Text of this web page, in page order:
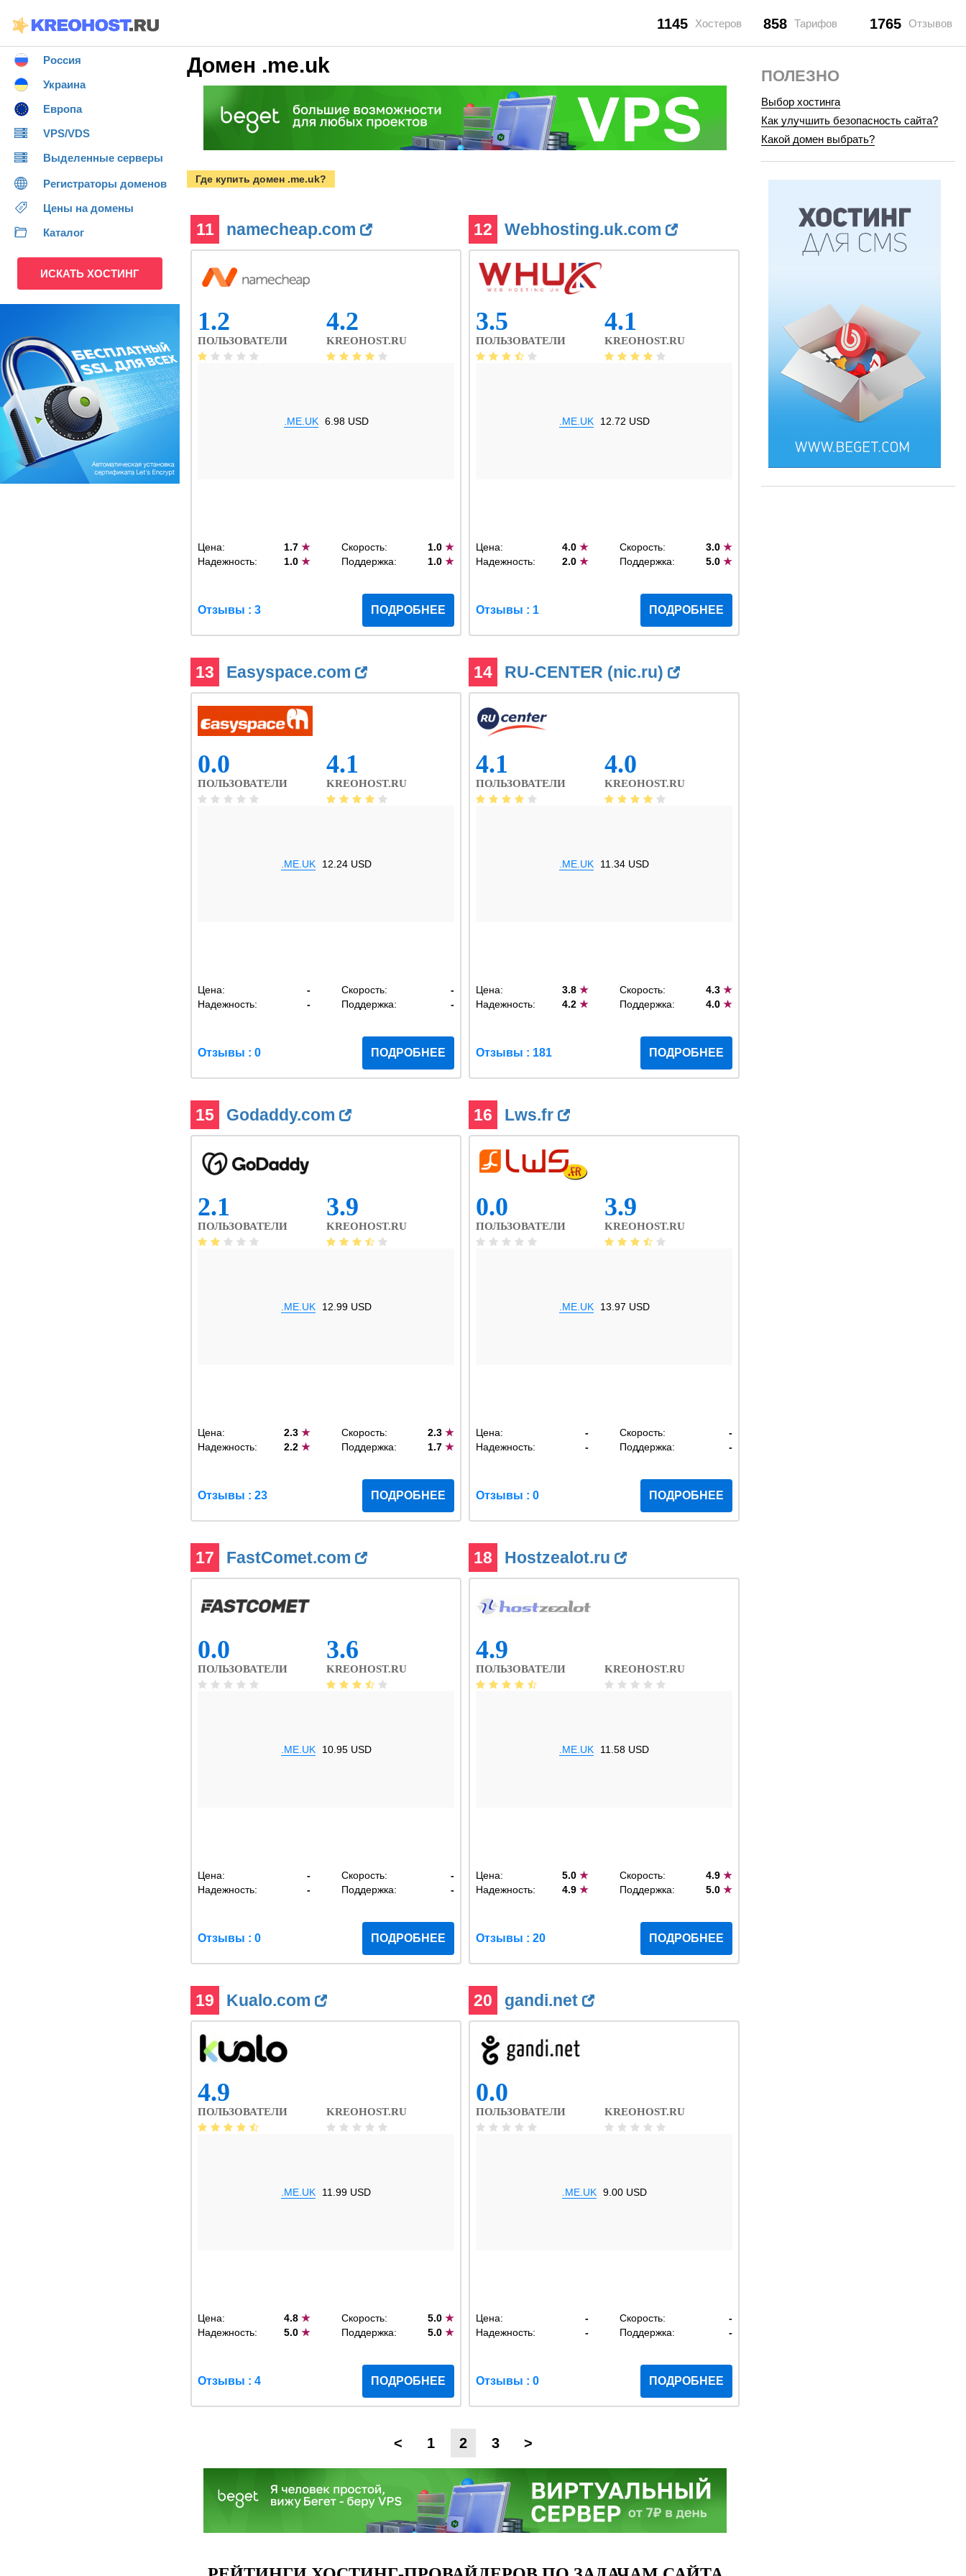
Россия
Украина
Европа
VPS/VDS
Выделенные серверы
Регистраторы доменов
Цены на домены
Каталог
ИСКАТЬ ХОСТИНГ
1145 Хостеров 858 Тарифов 1765 Отзывов
Домен .me.uk
Где купить домен .me.uk?
11 namecheap.com
1.2
ПОЛЬЗОВАТЕЛИ
4.2
KREOHOST.RU
.ME.UK 6.98 USD
Цена: 1.7★ Скорость: 1.0 ★
Надежность:
1.0★ Поддержка: 1.0 ★
Отзывы : 3 ПОДРОБНЕЕ
12 Webhosting.uk.com
3.5
ПОЛЬЗОВАТЕЛИ
4.1
KREOHOST.RU
.ME.UK 12.72 USD
Цена: 4.0★ Скорость: 3.0 ★
Надежность:
2.0★ Поддержка: 5.0 ★
Отзывы : 1 ПОДРОБНЕЕ
13 Easyspace.com
0.0
ПОЛЬЗОВАТЕЛИ
4.1
KREOHOST.RU
.ME.UK 12.24 USD
Цена: - Скорость:
-
Надежность:
- Поддержка: -
Отзывы : 0 ПОДРОБНЕЕ
14 RU-CENTER (nic.ru)
4.1
ПОЛЬЗОВАТЕЛИ
4.0
KREOHOST.RU
.ME.UK 11.34 USD
Цена: 3.8★ Скорость: 4.3 ★
Надежность:
4.2★ Поддержка: 4.0 ★
Отзывы : 181 ПОДРОБНЕЕ
15 Godaddy.com
2.1
ПОЛЬЗОВАТЕЛИ
3.9
KREOHOST.RU
.ME.UK 12.99 USD
Цена: 2.3★ Скорость: 2.3 ★
Надежность:
2.2★ Поддержка: 1.7 ★
Отзывы : 23 ПОДРОБНЕЕ
16 Lws.fr
0.0
ПОЛЬЗОВАТЕЛИ
3.9
KREOHOST.RU
.ME.UK 13.97 USD
Цена: - Скорость:
-
Надежность:
- Поддержка: -
Отзывы : 0 ПОДРОБНЕЕ
17 FastComet.com
0.0
ПОЛЬЗОВАТЕЛИ
3.6
KREOHOST.RU
.ME.UK 10.95 USD
Цена: - Скорость:
-
Надежность:
- Поддержка: -
Отзывы : 0 ПОДРОБНЕЕ
18 Hostzealot.ru
4.9
ПОЛЬЗОВАТЕЛИ KREOHOST.RU
.ME.UK 11.58 USD
Цена: 5.0★ Скорость: 4.9 ★
Надежность:
4.9★ Поддержка: 5.0 ★
Отзывы : 20 ПОДРОБНЕЕ
19 Kualo.com
4.9
ПОЛЬЗОВАТЕЛИ KREOHOST.RU
.ME.UK 11.99 USD
Цена: 4.8★ Скорость: 5.0 ★
Надежность:
5.0★ Поддержка: 5.0 ★
Отзывы : 4 ПОДРОБНЕЕ
20 gandi.net
0.0
ПОЛЬЗОВАТЕЛИ KREOHOST.RU
.ME.UK 9.00 USD
Цена: - Скорость:
-
Надежность:
- Поддержка: -
Отзывы : 0 ПОДРОБНЕЕ
< 1 2 3 >
ПОЛЕЗНО
Выбор хостинга
Как улучшить безопасность сайта?
Какой домен выбрать?